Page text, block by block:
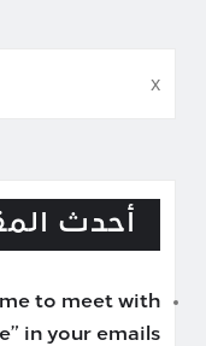
x
أحدث
to meet with
in your emails?